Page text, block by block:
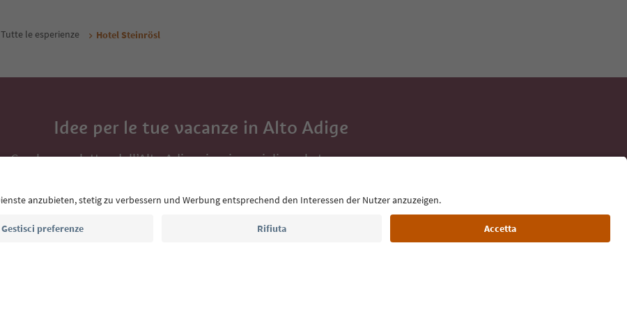
Tutte le esperienze Hotel Steinrösl
Idee per le tue vacanze in Alto Adige
Con la newsletter dell’Alto Adige ricevi consigli per le tue vacanze,
Indirizzo e-mail*